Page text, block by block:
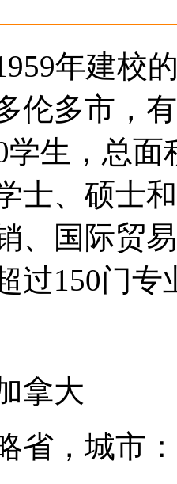
年建校
伦多市，
学生，总
士、硕士
、国际贸
过150门专
拿大
省，城市